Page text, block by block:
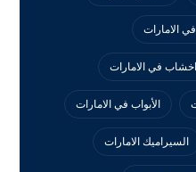
الامارات
في الامارات
الأبواب في الامارات
السيراميك الامارات